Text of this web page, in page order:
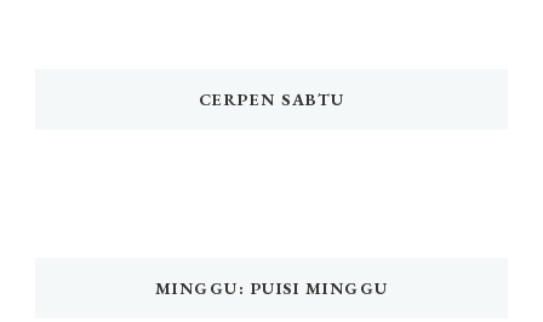
CERPEN SABTU
MINGGU: PUISI MINGGU